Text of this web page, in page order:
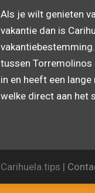
Als je wilt genieten
vakantie dan is
tussen Torremolinos
in en heeft een
welke direct aan het
Carihuela.tips |